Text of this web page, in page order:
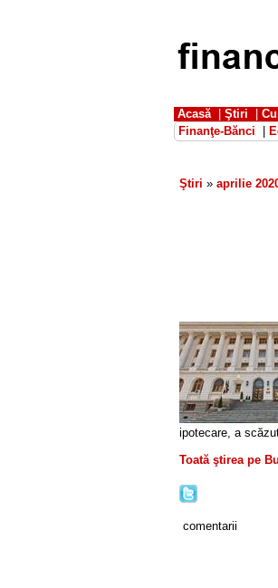
Acasă| Ştiri
Finanţe-Bănci
Ştiri » aprilie
ipotecare, a
Toată ştirea pe
comentarii